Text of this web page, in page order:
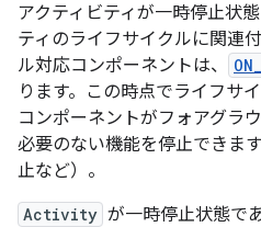
アクティビティが一時停止状
ティのライフサイクルに関連
ル対応コンポーネントは、
ります。この時点でライフサ
コンポーネントがフォアグラ
必要のない機能を停止できま
止など）。
Activity が一時停止状態で